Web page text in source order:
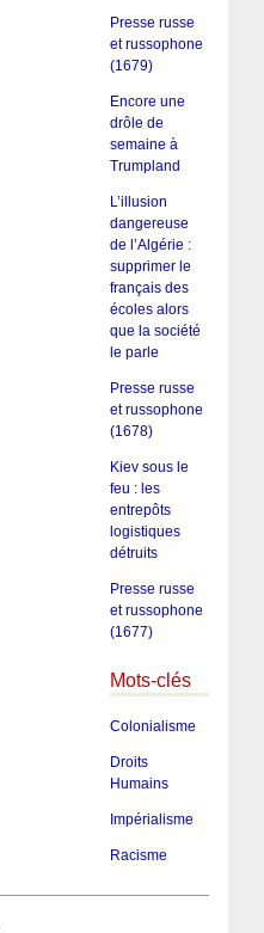
Presse russe
et russophone
(1679)
Encore une
drôle de
semaine à
Trumpland
L’illusion
dangereuse
de l’Algérie :
supprimer le
français des
écoles alors
que la société
le parle
Presse russe
et russophone
(1678)
Kiev sous le
feu : les
entrepôts
logistiques
détruits
Presse russe
et russophone
(1677)
Mots-clés
Colonialisme
Droits
Humains
Impérialisme
Racisme